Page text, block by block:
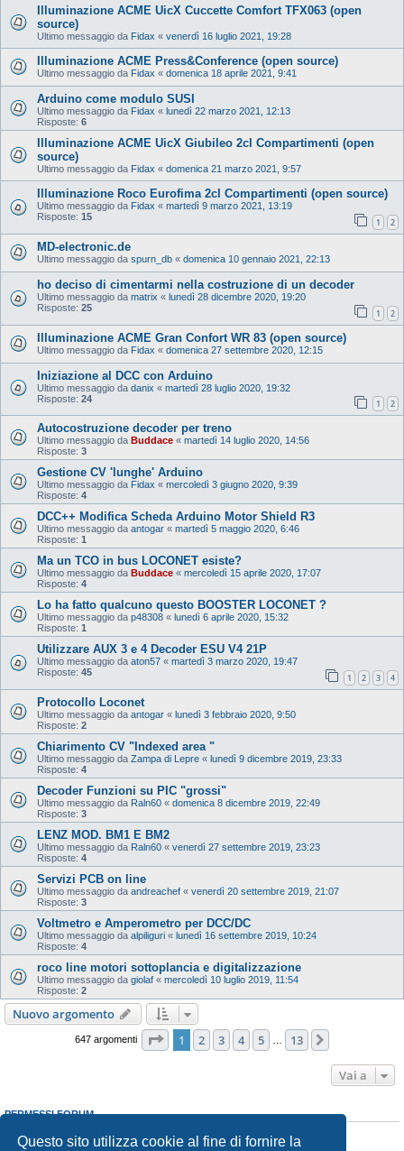
Questo sito utilizza cookie al fine di fornire la
Illuminazione ACME UicX Cuccette Comfort TFX063 (open
source)
Ultimo messaggio da Fidax « venerdì 16 luglio 2021, 19:28
Illuminazione ACME Press&Conference (open source)
Ultimo messaggio da Fidax « domenica 18 aprile 2021, 9:41
Arduino come modulo SUSI
Ultimo messaggio da Fidax « lunedì 22 marzo 2021, 12:13
Risposte: 6
Illuminazione ACME UicX Giubileo 2cl Compartimenti (open
source)
Ultimo messaggio da Fidax « domenica 21 marzo 2021, 9:57
Illuminazione Roco Eurofima 2cl Compartimenti (open source)
Ultimo messaggio da Fidax « martedì 9 marzo 2021, 13:19
Risposte: 15 1 2
MD-electronic.de
Ultimo messaggio da spurn_db « domenica 10 gennaio 2021, 22:13
ho deciso di cimentarmi nella costruzione di un decoder
Ultimo messaggio da matrix « lunedì 28 dicembre 2020, 19:20
Risposte: 25 1 2
Illuminazione ACME Gran Confort WR 83 (open source)
Ultimo messaggio da Fidax « domenica 27 settembre 2020, 12:15
Iniziazione al DCC con Arduino
Ultimo messaggio da danix « martedì 28 luglio 2020, 19:32
Risposte: 24 1 2
Autocostruzione decoder per treno
Ultimo messaggio da Buddace « martedì 14 luglio 2020, 14:56
Risposte: 3
Gestione CV 'lunghe' Arduino
Ultimo messaggio da Fidax « mercoledì 3 giugno 2020, 9:39
Risposte: 4
DCC++ Modifica Scheda Arduino Motor Shield R3
Ultimo messaggio da antogar « martedì 5 maggio 2020, 6:46
Risposte: 1
Ma un TCO in bus LOCONET esiste?
Ultimo messaggio da Buddace « mercoledì 15 aprile 2020, 17:07
Risposte: 4
Lo ha fatto qualcuno questo BOOSTER LOCONET ?
Ultimo messaggio da p48308 « lunedì 6 aprile 2020, 15:32
Risposte: 1
Utilizzare AUX 3 e 4 Decoder ESU V4 21P
Ultimo messaggio da aton57 « martedì 3 marzo 2020, 19:47
Risposte: 45 1 2 3 4
Protocollo Loconet
Ultimo messaggio da antogar « lunedì 3 febbraio 2020, 9:50
Risposte: 2
Chiarimento CV "Indexed area "
Ultimo messaggio da Zampa di Lepre « lunedì 9 dicembre 2019, 23:33
Risposte: 4
Decoder Funzioni su PIC "grossi"
Ultimo messaggio da Raln60 « domenica 8 dicembre 2019, 22:49
Risposte: 3
LENZ MOD. BM1 E BM2
Ultimo messaggio da Raln60 « venerdì 27 settembre 2019, 23:23
Risposte: 4
Servizi PCB on line
Ultimo messaggio da andreachef « venerdì 20 settembre 2019, 21:07
Risposte: 3
Voltmetro e Amperometro per DCC/DC
Ultimo messaggio da alpiliguri « lunedì 16 settembre 2019, 10:24
Risposte: 4
roco line motori sottoplancia e digitalizzazione
Ultimo messaggio da giolaf « mercoledì 10 luglio 2019, 11:54
Risposte: 2
Nuovo argomento
647 argomenti Pagina di 13
1 2 3 4 5 13
Vai a
PERMESSI FORUM
Non puoirispondere negli argomenti